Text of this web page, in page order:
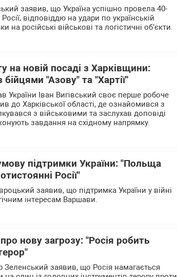
заявив, що Україна успішно провела 40-
відповіддю на удари по українській
на російські військові та логістичні об’єкти.
на новій посаді з Харківщини:
"Азову" та "Хартії"
України Іван Вигівський своє перше робоче
до Харківської області, де ознайомився з
з військовими та заслухав доповіді
завдання на східному напрямку.
підтримки України: "Польща
Росії"
заявив, що підтримка України у війні
інтересам Варшави.
нову загрозу: "Росія робить
заявив, що Росія намагається